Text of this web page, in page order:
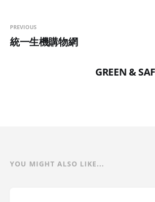
PREVIOUS
統一生機購物網
GREEN &
YOU MIGHT ALSO LIKE...